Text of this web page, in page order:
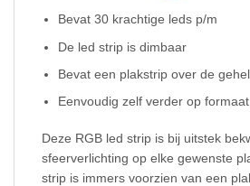
Bevat 30 krachtige leds p/m
De led strip is dimbaar
Bevat een plakstrip over de
Eenvoudig zelf verder op
Deze RGB led strip is bij uitstek
sfeerverlichting op elke gewenste
strip is immers voorzien van een